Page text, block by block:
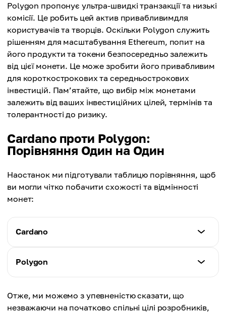
Polygon пропонує ультра-швидкі транзакції та низькі
комісії. Це робить цей актив привабливимдля
користувачів та творців. Оскільки Polygon служить
рішенням для масштабування Ethereum, попит на
його продукти та токени безпосередньо залежить
від цієї монети. Це може зробити його привабливим
для короткострокових та середньострокових
інвестицій. Пам’ятайте, що вибір між монетами
залежить від ваших інвестиційних цілей, термінів та
толерантності до ризику.
Cardano проти Polygon:
Порівняння Один на Один
Наостанок ми підготували таблицю порівняння, щоб
ви могли чітко побачити схожості та відмінності
монет:
Cardano
Випуск
Механізм
Консенсус Proof-of-Stake (PoS) (Ouroboros)
Polygon
Без максимальної емісії
Отже, ми можемо з упевненістю сказати, що
незважаючи на початково спільні цілі розробників,